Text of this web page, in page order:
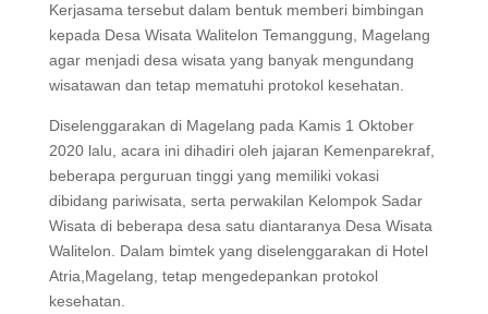
Kerjasama tersebut dalam bentuk memberi bimbingan
kepada Desa Wisata Walitelon Temanggung, Magelang
agar menjadi desa wisata yang banyak mengundang
wisatawan dan tetap mematuhi protokol kesehatan.
Diselenggarakan di Magelang pada Kamis 1 Oktober
2020 lalu, acara ini dihadiri oleh jajaran Kemenparekraf,
beberapa perguruan tinggi yang memiliki vokasi
dibidang pariwisata, serta perwakilan Kelompok Sadar
Wisata di beberapa desa satu diantaranya Desa Wisata
Walitelon. Dalam bimtek yang diselenggarakan di Hotel
Atria,Magelang, tetap mengedepankan protokol
kesehatan.